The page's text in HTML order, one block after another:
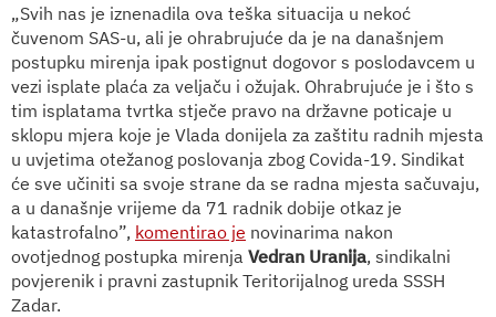
„Svih nas je iznenadila ova teška situacija u nekoć
čuvenom SAS-u, ali je ohrabrujuće da je na današnjem
postupku mirenja ipak postignut dogovor s poslodavcem u
vezi isplate plaća za veljaču i ožujak. Ohrabrujuće je i što s
tim isplatama tvrtka stječe pravo na državne poticaje u
sklopu mjera koje je Vlada donijela za zaštitu radnih mjesta
u uvjetima otežanog poslovanja zbog Covida-19. Sindikat
će sve učiniti sa svoje strane da se radna mjesta sačuvaju,
a u današnje vrijeme da 71 radnik dobije otkaz je
katastrofalno”, komentirao je novinarima nakon
ovotjednog postupka mirenja Vedran Uranija, sindikalni
povjerenik i pravni zastupnik Teritorijalnog ureda SSSH
Zadar.